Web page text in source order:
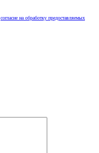
согласие на обработку предоставляемых